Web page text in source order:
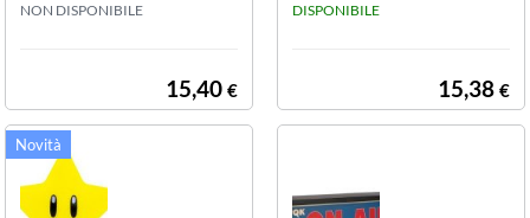
NON DISPONIBILE
15,40 €
DISPONIBILE
15,38 €